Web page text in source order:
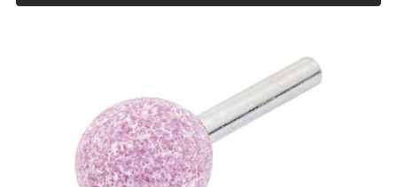
Anel Centralizador Peugeot 4pçs - Branco - Cod 01466
Anel Centralizador Renault 4pçs - Marrom - Cod 01467
Anel Centralizador Toyota 4pçs - Preto - Cod 01335
Anel Centralizador VW 4pçs - Laranja - Cod 00520
Anel de vedação Jumbo OR-224 TG - Cod: 03749
Anel de vedação Jumbo OR-449 Cod: 03752